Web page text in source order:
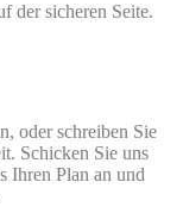
der sicheren Seite.
oder schreiben Sie
Schicken Sie uns
Ihren Plan an und